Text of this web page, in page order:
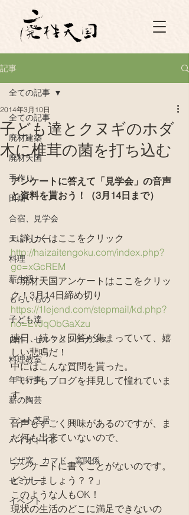
記事
全ての記事
廃材建築
廃材天国
手作り
田畑
合宿、見学会
天ぷらカー
料理
薪生活
もらいもの
子ども達
自作、セルフメンテナンス
料理教室
年中行事
薪の陶芸
テント芝居
バイオトイレ
ピザ窯、カマド、窯関係
セミナー
イベント
全ての記事
子ども達とクヌギのホダ
木に椎茸の菌を打ち込む
2014年3月10日
アンケートに答えて「見学会」の音声
と資料を貰おう！（3月14日まで）
↓↓詳しくはここをクリック
http://haizaitengoku.com/index.php?
go=xGcREM
↓↓廃材天国アンケートはここをクリッ
ク！3月14日締め切り
https://1lejend.com/stepmail/kd.php?
no=EvJqObGaXzu
連日、続々と回答が集まっていて、嬉
しい悲鳴だ！
中にはこんな質問を貰った。
「いつもブログを拝見して憧れていま
す。
音声もすごく興味があるのですが、ま
だ何も出来ていないので、
アンケートに書くことがないのです。
どうしましょう？？」
このような人もOK！
現状の生活のどこに満足できないの